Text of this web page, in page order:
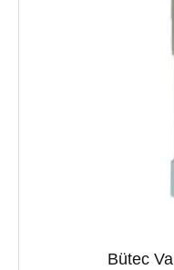
Bütec